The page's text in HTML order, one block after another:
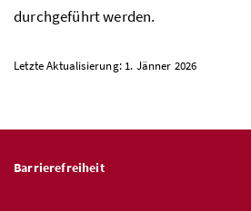
durchgeführt werden.
Letzte Aktualisierung: 1. Jänner 2026
Barrierefreiheit